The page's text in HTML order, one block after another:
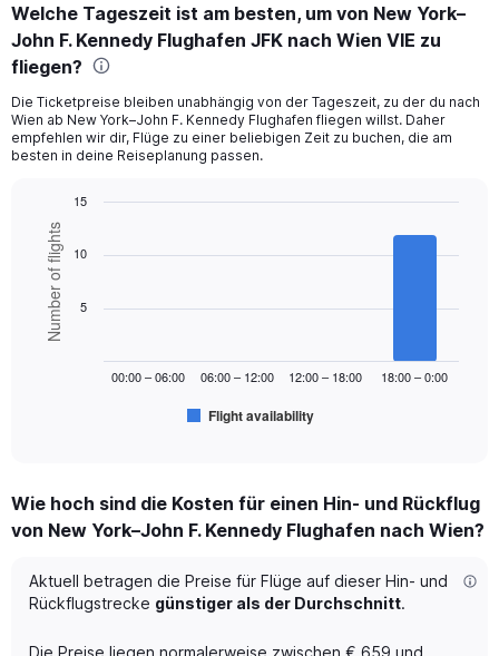
Range:
12
categories.
The
chart
has
1
Y
displaying
values.
Range:
1200.
Welche Tageszeit ist am besten, um von New York–
John F. Kennedy Flughafen JFK nach Wien VIE zu
fliegen?
Die Ticketpreise bleiben unabhängig von der Tageszeit, zu der du nach
Wien ab New York–John F. Kennedy Flughafen fliegen willst. Daher
empfehlen wir dir, Flüge zu einer beliebigen Zeit zu buchen, die am
besten in deine Reiseplanung passen.
Bar
chart
with
bars.
The
Range:
6
The
chart
has
Chart
graphic.
Number of flights
Flight availability
00:00 – 06:00 06:00 – 12:00 12:00 – 18:00 18:00 – 0:00
5
10
15
Wie hoch sind die Kosten für einen Hin- und Rückflug
von New York–John F. Kennedy Flughafen nach Wien?
Aktuell betragen die Preise für Flüge auf dieser Hin- und
Rückflugstrecke günstiger als der Durchschnitt.
Die Preise liegen normalerweise zwischen € 659 und